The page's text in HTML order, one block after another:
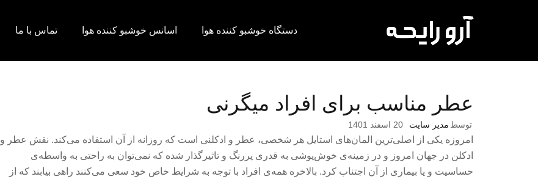
دستگاه خوشبو کننده هوا اسانس خوشبو کننده هوا تماس با ما
عطر مناسب برای افراد میگرنی
توسط مدیر سایت 20 اسفند 1401
امروزه یکی از اصلی‌ترین المان‌های استایل هر شخصی، عطر و ادکلنی است که روزانه از آن استفاده می‌کند. نقش عطر و
ادکلن در جهان امروز و در زمینه‌ی خوش‌پوشی به قدری پررنگ و تاثیرگذار شده که نمی‌توان به راحتی به واسطه‌ی
حساسیت و یا بیماری از آن اجتناب کرد. بالاخره همه‌ی افراد با توجه به شرایط خاص خود سعی می‌کنند راهی بیابند که از